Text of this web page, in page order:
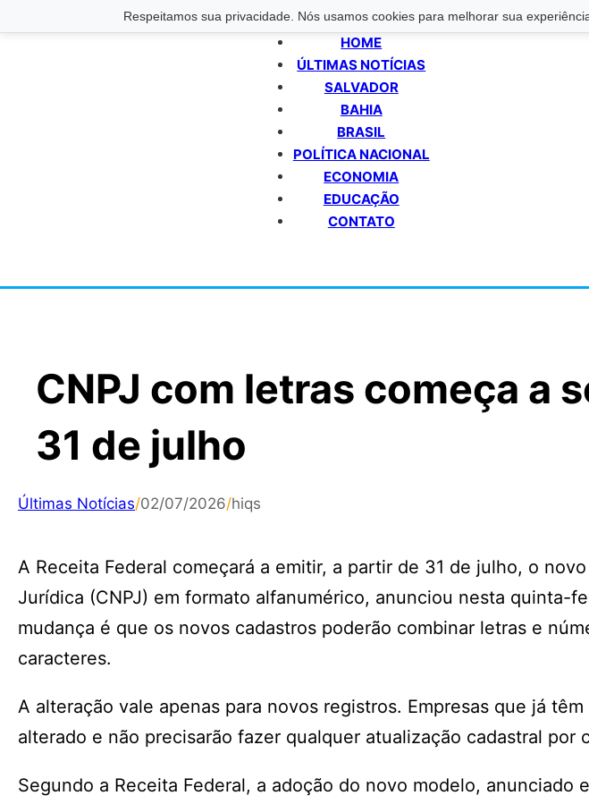
Respeitamos sua privacidade. Nós usamos cookies para melhorar sua
HOME
ÚLTIMAS NOTÍCIAS
SALVADOR
BAHIA
BRASIL
POLÍTICA NACIONAL
ECONOMIA
EDUCAÇÃO
CONTATO
CNPJ com letras começa a
31 de julho
Últimas Notícias/02/07/2026/hiqs
A Receita Federal começará a emitir, a partir de 31 de julho, o
Jurídica (CNPJ) em formato alfanumérico, anunciou nesta quinta-
mudança é que os novos cadastros poderão combinar letras e
caracteres.
A alteração vale apenas para novos registros. Empresas que já
alterado e não precisarão fazer qualquer atualização cadastral por
Segundo a Receita Federal, a adoção do novo modelo, anunciado